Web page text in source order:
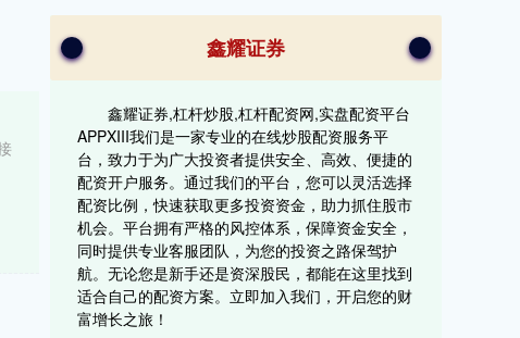
鑫耀证券
鑫耀证券,杠杆炒股,杠杆配资网,实盘配资平台
APPXIII‌我们是一家专业的在线炒股配资服务平
台，致力于为广大投资者提供安全、高效、便捷的
配资开户服务。通过我们的平台，您可以灵活选择
配资比例，快速获取更多投资资金，助力抓住股市
机会。平台拥有严格的风控体系，保障资金安全，
同时提供专业客服团队，为您的投资之路保驾护
航。无论您是新手还是资深股民，都能在这里找到
适合自己的配资方案。立即加入我们，开启您的财
富增长之旅！